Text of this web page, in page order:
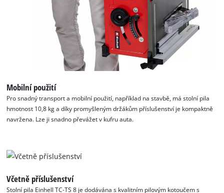
This content is not permitted to load due
to trackers that are not disclosed to the
visitor. The website owner needs to setup
the site with their CMP to add this content
to the list of technologies used.
Powered by
Usercentrics Consent
Mobilní použití
Pro snadný transport a mobilní použití, například na stavbě, má stolní pila
hmotnost 10,8 kg a díky promyšleným držákům příslušenství je kompaktně
navržena. Lze ji snadno převážet v kufru auta.
Včetně příslušenství
Stolní pila Einhell TC-TS 8 je dodávána s kvalitním pilovým kotoučem s